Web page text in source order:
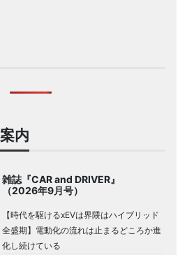
内
雑誌『CAR and DRIVER』
（2026年9月号）
【時代を駆けるxEVは界隈はハイブリッド
全盛期】電動化の流れは止まるどころか進
化し続けている